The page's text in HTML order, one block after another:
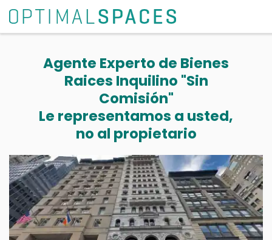
Agente Experto de Bienes
Raices Inquilino "Sin
Comisión"
Le representamos a usted,
no al propietario